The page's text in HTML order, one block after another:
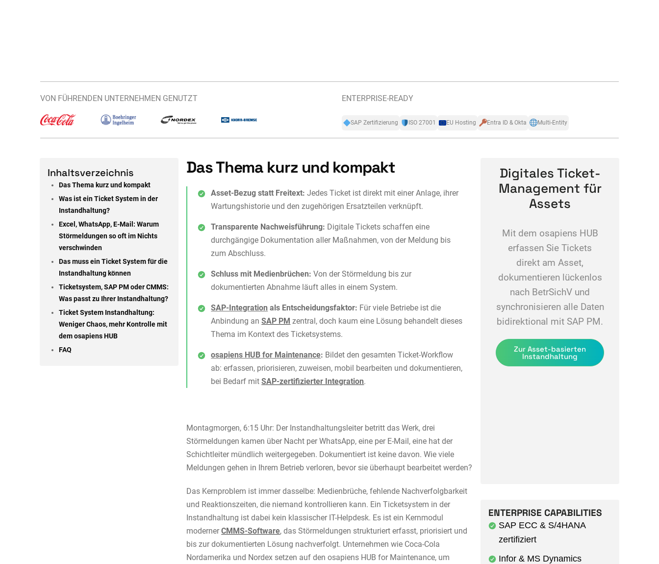
VON FÜHRENDEN UNTERNEHMEN GENUTZT ENTERPRISE-READY
SAP Zertifizierung ISO 27001 EU Hosting Entra ID & Okta Multi-Entity
Inhaltsverzeichnis
Das Thema kurz und kompakt
Was ist ein Ticket System in der
Instandhaltung?
Excel, WhatsApp, E-Mail: Warum
Störmeldungen so oft im Nichts
verschwinden
Das muss ein Ticket System für die
Instandhaltung können
Ticketsystem, SAP PM oder CMMS:
Was passt zu Ihrer Instandhaltung?
Ticket System Instandhaltung:
Weniger Chaos, mehr Kontrolle mit
dem osapiens HUB
FAQ
Das Thema kurz und kompakt
Asset-Bezug statt Freitext: Jedes Ticket ist direkt mit einer Anlage, ihrer
Wartungshistorie und den zugehörigen Ersatzteilen verknüpft.
Transparente Nachweisführung: Digitale Tickets schaffen eine
durchgängige Dokumentation aller Maßnahmen, von der Meldung bis
zum Abschluss.
Schluss mit Medienbrüchen: Von der Störmeldung bis zur
dokumentierten Abnahme läuft alles in einem System.
SAP-Integration als Entscheidungsfaktor: Für viele Betriebe ist die
Anbindung anSAP PM zentral, doch kaum eine Lösung behandelt dieses
Thema im Kontext des Ticketsystems.
osapiens HUB for Maintenance: Bildet den gesamten Ticket-Workflow
ab: erfassen, priorisieren, zuweisen, mobil bearbeiten und dokumentieren,
bei Bedarf mitSAP-zertifizierter Integration.
Montagmorgen, 6:15 Uhr: Der Instandhaltungsleiter betritt das Werk, drei
Störmeldungen kamen über Nacht per WhatsApp, eine per E-Mail, eine hat der
Schichtleiter mündlich weitergegeben. Dokumentiert ist keine davon. Wie viele
Meldungen gehen in Ihrem Betrieb verloren, bevor sie überhaupt bearbeitet werden?
Das Kernproblem ist immer dasselbe: Medienbrüche, fehlende Nachverfolgbarkeit
und Reaktionszeiten, die niemand kontrollieren kann. Ein Ticketsystem in der
Instandhaltung ist dabei kein klassischer IT-Helpdesk. Es ist ein Kernmodul
modernerCMMS-Software, das Störmeldungen strukturiert erfasst, priorisiert und
bis zur dokumentierten Lösung nachverfolgt. Unternehmen wie Coca-Cola
Nordamerika und Nordex setzen auf den osapiens HUB for Maintenance, um
Digitales Ticket-
Management für
Assets
Mit dem osapiens HUB
erfassen Sie Tickets
direkt am Asset,
dokumentieren lückenlos
nach BetrSichV und
synchronisieren alle Daten
bidirektional mit SAP PM.
Zur Asset-basierten
Instandhaltung
ENTERPRISE CAPABILITIES
SAP ECC & S/4HANA
zertifiziert
Infor & MS Dynamics